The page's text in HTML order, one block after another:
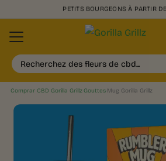
PETITS BOURGEONS À PARTIR
Recherchez des fleurs de cbd...
Comprar CBD Gorilla Grillz›Gouttes› Mug Gorilla Grillz